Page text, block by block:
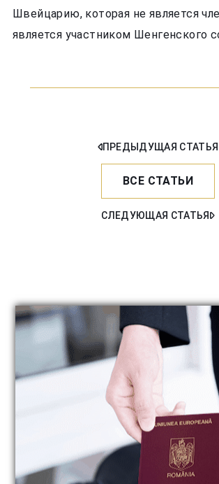
Швейцарию, которая не является
является участником Шенгенского
ПРЕДЫДУЩАЯ СТАТЬЯ
ВСЕ СТАТЬИ
СЛЕДУЮЩАЯ СТАТЬЯ